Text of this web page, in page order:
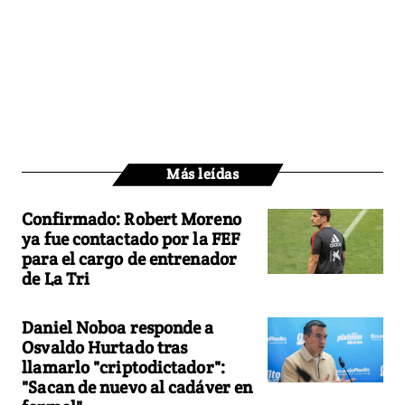
Más leídas
Confirmado: Robert Moreno
ya fue contactado por la FEF
para el cargo de entrenador
de La Tri
Daniel Noboa responde a
Osvaldo Hurtado tras
llamarlo "criptodictador":
"Sacan de nuevo al cadáver en